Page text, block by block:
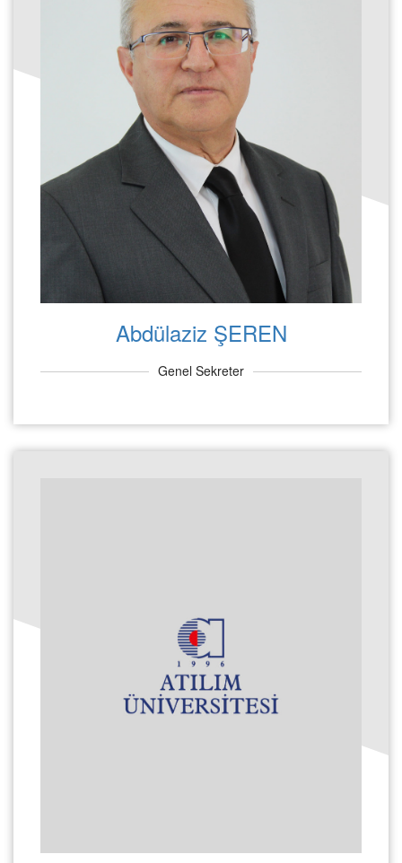
Abdülaziz ŞEREN
Genel Sekreter